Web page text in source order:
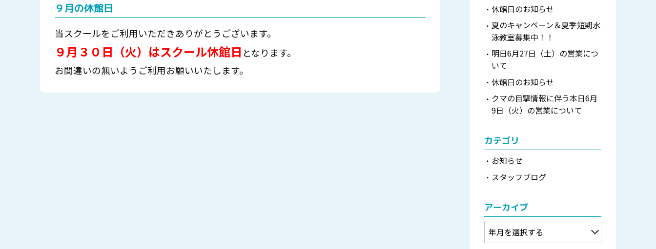
９月の休館日
当スクールをご利用いただきありがとうございます。
９月３０日（火）はスクール休館日 となります。
お間違いの無いようご利用お願いいたします。
休館日のお知らせ
夏のキャンペーン＆夏季短期水
泳教室募集中！！
明日6月27日（土）の営業につ
いて
休館日のお知らせ
クマの目撃情報に伴う本日6月
9日（火）の営業について
カテゴリ
お知らせ
スタッフブログ
アーカイブ